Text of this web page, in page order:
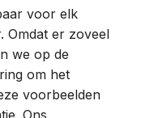
voor elk
Omdat er zoveel
we op de
om het
voorbeelden
Ons